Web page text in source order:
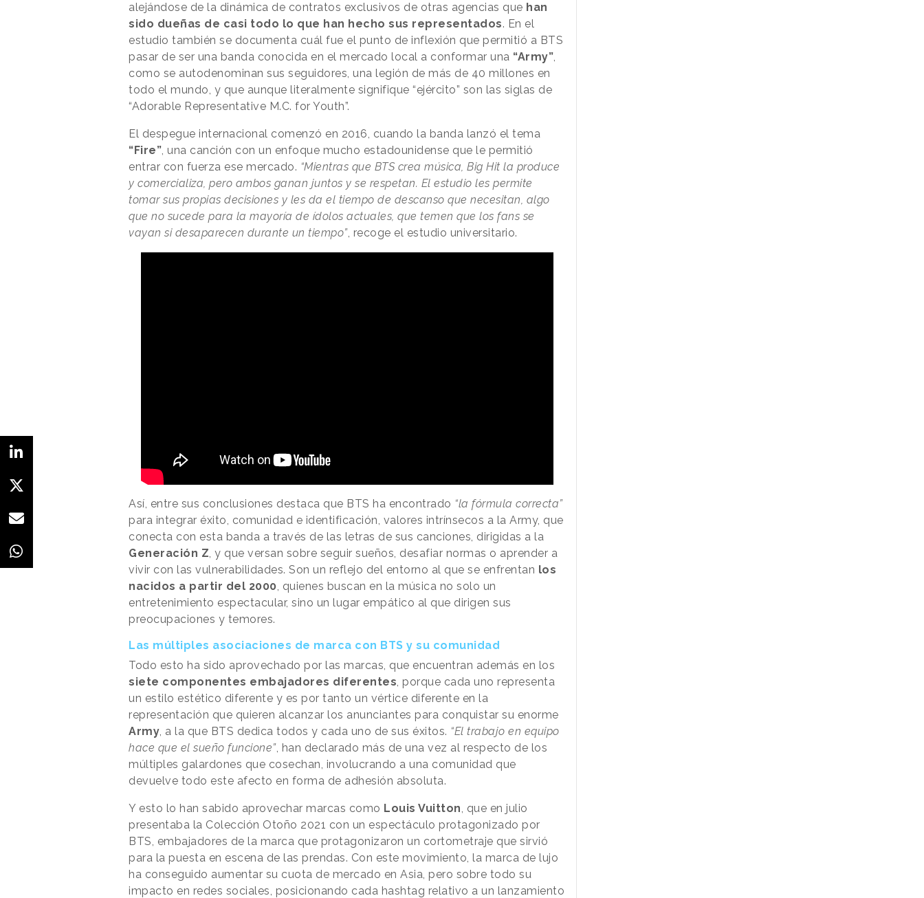
alejándose de la dinámica de contratos exclusivos de otras agencias que han
sido dueñas de casi todo lo que han hecho sus representados. En el
estudio también se documenta cuál fue el punto de inflexión que permitió a BTS
pasar de ser una banda conocida en el mercado local a conformar una “Army”,
como se autodenominan sus seguidores, una legión de más de 40 millones en
todo el mundo, y que aunque literalmente signifique “ejército” son las siglas de
“Adorable Representative M.C. for Youth”.
El despegue internacional comenzó en 2016, cuando la banda lanzó el tema
“Fire”, una canción con un enfoque mucho estadounidense que le permitió
entrar con fuerza ese mercado. “Mientras que BTS crea música, Big Hit la produce
y comercializa, pero ambos ganan juntos y se respetan. El estudio les permite
tomar sus propias decisiones y les da el tiempo de descanso que necesitan, algo
que no sucede para la mayoría de ídolos actuales, que temen que los fans se
vayan si desaparecen durante un tiempo”, recoge el estudio universitario.
Así, entre sus conclusiones destaca que BTS ha encontrado “la fórmula correcta”
para integrar éxito, comunidad e identificación, valores intrínsecos a la Army, que
conecta con esta banda a través de las letras de sus canciones, dirigidas a la
Generación Z, y que versan sobre seguir sueños, desafiar normas o aprender a
vivir con las vulnerabilidades. Son un reflejo del entorno al que se enfrentan los
nacidos a partir del 2000, quienes buscan en la música no solo un
entretenimiento espectacular, sino un lugar empático al que dirigen sus
preocupaciones y temores.
Las múltiples asociaciones de marca con BTS y su comunidad
Todo esto ha sido aprovechado por las marcas, que encuentran además en los
siete componentes embajadores diferentes, porque cada uno representa
un estilo estético diferente y es por tanto un vértice diferente en la
representación que quieren alcanzar los anunciantes para conquistar su enorme
Army, a la que BTS dedica todos y cada uno de sus éxitos. “El trabajo en equipo
hace que el sueño funcione”, han declarado más de una vez al respecto de los
múltiples galardones que cosechan, involucrando a una comunidad que
devuelve todo este afecto en forma de adhesión absoluta.
Y esto lo han sabido aprovechar marcas como Louis Vuitton, que en julio
presentaba la Colección Otoño 2021 con un espectáculo protagonizado por
BTS, embajadores de la marca que protagonizaron un cortometraje que sirvió
para la puesta en escena de las prendas. Con este movimiento, la marca de lujo
ha conseguido aumentar su cuota de mercado en Asia, pero sobre todo su
impacto en redes sociales, posicionando cada hashtag relativo a un lanzamiento